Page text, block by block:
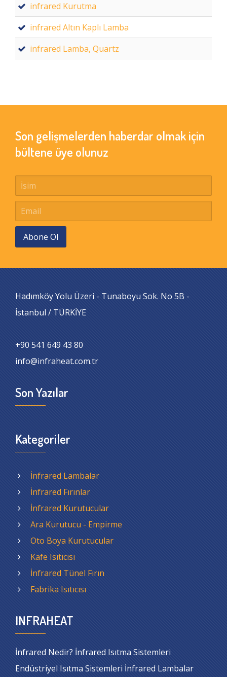
infrared Kurutma
infrared Altın Kaplı Lamba
infrared Lamba, Quartz
Son gelişmelerden haberdar olmak için
bültene üye olunuz
Abone Ol
Hadımköy Yolu Üzeri - Tunaboyu Sok. No 5B -
İstanbul / TÜRKİYE
+90 541 649 43 80
info@infraheat.com.tr
Son Yazılar
Kategoriler
İnfrared Lambalar
İnfrared Fırınlar
İnfrared Kurutucular
Ara Kurutucu - Empirme
Oto Boya Kurutucular
Kafe Isıtıcısı
İnfrared Tünel Fırın
Fabrika Isıtıcısı
INFRAHEAT
İnfrared Nedir? İnfrared Isıtma Sistemleri
Endüstriyel Isıtma Sistemleri İnfrared Lambalar